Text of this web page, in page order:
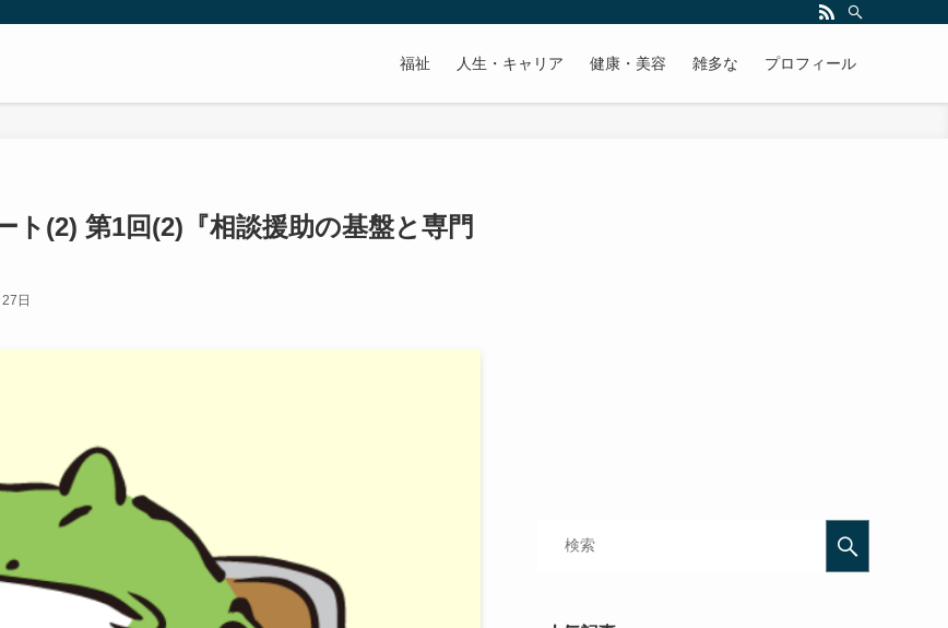
福祉 人生・キャリア 健康・美容 雑多な プロフィール
ト(2) 第1回(2)『相談援助の基盤と専門
日